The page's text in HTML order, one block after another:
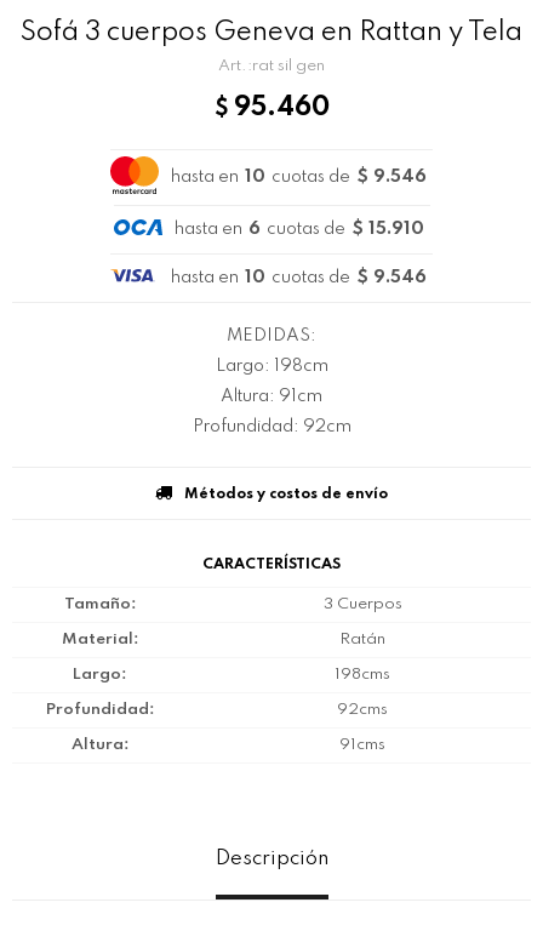
Sofá 3 cuerpos Geneva en Rattan y Tela
rat sil gen
$ 95.460
hasta en 10 cuotas de $ 9.546
hasta en 6 cuotas de $ 15.910
hasta en 10 cuotas de $ 9.546
MEDIDAS:
Largo: 198cm
Altura: 91cm
Profundidad: 92cm
Métodos y costos de envío
CARACTERÍSTICAS
Tamaño 3 Cuerpos
Material Ratán
Largo 198cms
Profundidad 92cms
Altura 91cms
Descripción